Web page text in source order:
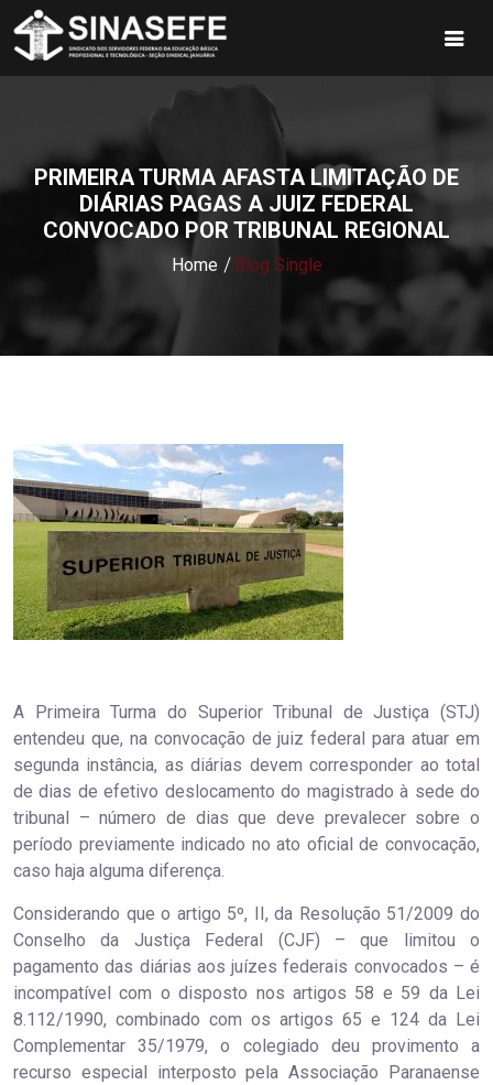
PRIMEIRA TURMA AFASTA LIMITAÇÃO DE
DIÁRIAS PAGAS A JUIZ FEDERAL
CONVOCADO POR TRIBUNAL REGIONAL
Home Blog Single
A Primeira Turma do Superior Tribunal de Justiça (STJ)
entendeu que, na convocação de juiz federal para atuar em
segunda in​stância, as diárias devem corresponder ao total
de dias de efetivo deslocamento do magistrado à sede do
tribunal – número de dias que deve prevalecer sobre o
período previamente indicado no ato oficial de convocação,
caso haja alguma diferença.
Considerando que o artigo 5º, II, da Resolução 51/2009 do
Conselho da Justiça Federal (CJF) – que limitou o
pagamento das diárias aos juízes federais convocados – é
incompatível com o disposto nos artigos 58 e 59 da Lei
8.112/1990, combinado com os artigos 65 e 124 da Lei
Complementar 35/1979, o colegiado deu provimento a
recurso especial interposto pela Associação Paranaense